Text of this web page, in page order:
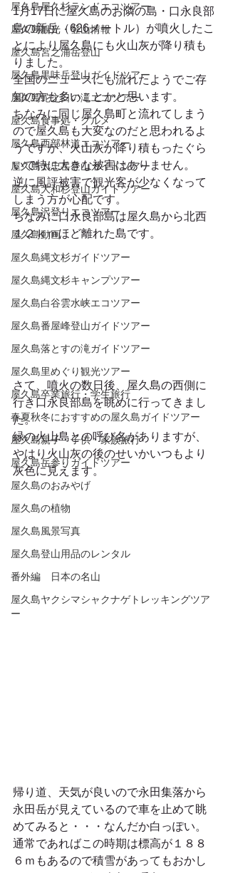
屋久島屋久杉ランドエコツアー
屋久島観光・登山情報
屋久島宮之浦岳登山
屋久島黒味岳登山ガイドツアー
屋久島蛇之口の滝エコツアー
屋久島食事処・グルメ
屋久島西部林道エコツアー
屋久島太忠岳登山ガイドツアー
屋久島大和杉登山ガイドツアー
屋久島沢登りエコツアー
屋久島動画
屋久島縄文杉ガイドツアー
屋久島縄文杉キャンプツアー
屋久島白谷雲水峡エコツアー
屋久島番屋峰登山ガイドツアー
屋久島落とすの滝ガイドツアー
屋久島里めぐり観光ツアー
屋久島卒業旅行・学生旅行
春夏秋冬におすすめの屋久島ガイドツアー
屋久島親子・子供・家族旅行
屋久島岳参りガイドツアー
屋久島のおみやげ
屋久島の植物
屋久島風景写真
屋久島登山用品のレンタル
番外編 日本の名山
屋久島ヤクシマシャクナゲトレッキングツア
ー
1月17日に屋久島のお隣の島・口永良部
島の新岳（626メートル）が噴火したこ
とにより屋久島にも火山灰が降り積も
りました。
全国のニュースにも流れたようでご存
知の方も多いことかと思います。
ちなみに同じ屋久島町と流れてしまう
ので屋久島も大変なのだと思われるよ
うですが、火山灰が降り積もったぐら
いで特に大きな被害はありません。
逆に風評被害で観光客が少なくなって
しまう方が心配です。
ちなみに口永良部島は屋久島から北西
１２ｋｍほど離れた島です。
さて、噴火の数日後、屋久島の西側に
行き口永良部島を眺めに行ってきまし
た。
緑の火山島との呼び名がありますが、
やはり火山灰の後のせいかいつもより
灰色に見えます。
帰り道、天気が良いので永田集落から
永田岳が見えているので車を止めて眺
めてみると・・・なんだか白っぽい。
通常であればこの時期は標高が１８８
６ｍもあるので積雪があってもおかし